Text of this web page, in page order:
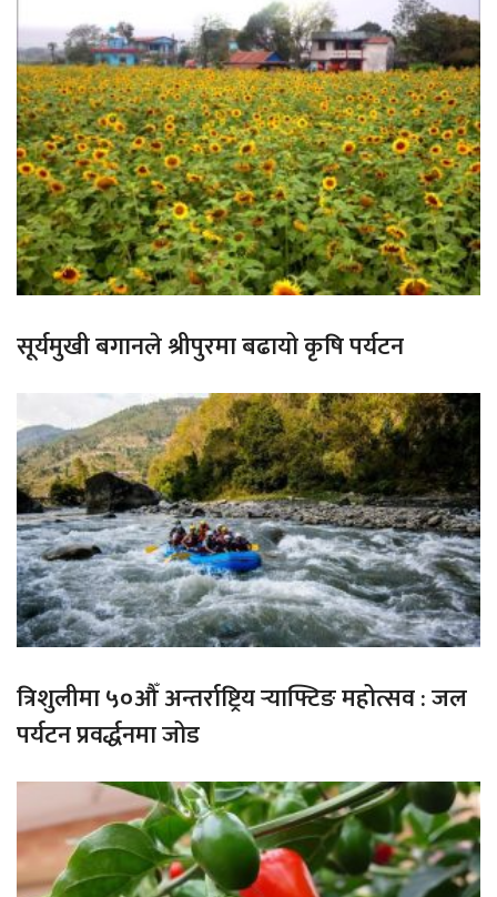
सूर्यमुखी बगानले श्रीपुरमा बढायो कृषि पर्यटन
त्रिशुलीमा ५०औँ अन्तर्राष्ट्रिय र्‍याफ्टिङ महोत्सव : जल
पर्यटन प्रवर्द्धनमा जोड